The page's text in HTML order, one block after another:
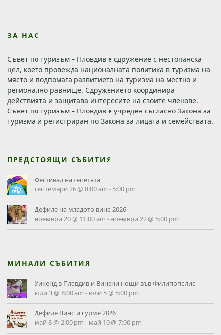
ЗА НАС
Съвет по туризъм – Пловдив е сдружение с нестопанска
цел, което провежда националната политика в туризма на
място и подпомага развитието на туризма на местно и
регионално равнище. Сдружението координира
действията и защитава интересите на своите членове.
Съвет по туризъм – Пловдив е учреден съгласно Закона за
туризма и регистриран по Закона за лицата и семействата.
ПРЕДСТОЯЩИ СЪБИТИЯ
Фестивал на тепетата
септември 26 @ 8:00 am - 5:00 pm
Дефиле на младото вино 2026
ноември 20 @ 11:00 am - ноември 22 @ 5:00 pm
МИНАЛИ СЪБИТИЯ
Уикенд в Пловдив и Винени нощи във Филипополис
юли 3 @ 8:00 am - юли 5 @ 5:00 pm
Дефиле Вино и гурме 2026
май 8 @ 2:00 pm - май 10 @ 7:00 pm